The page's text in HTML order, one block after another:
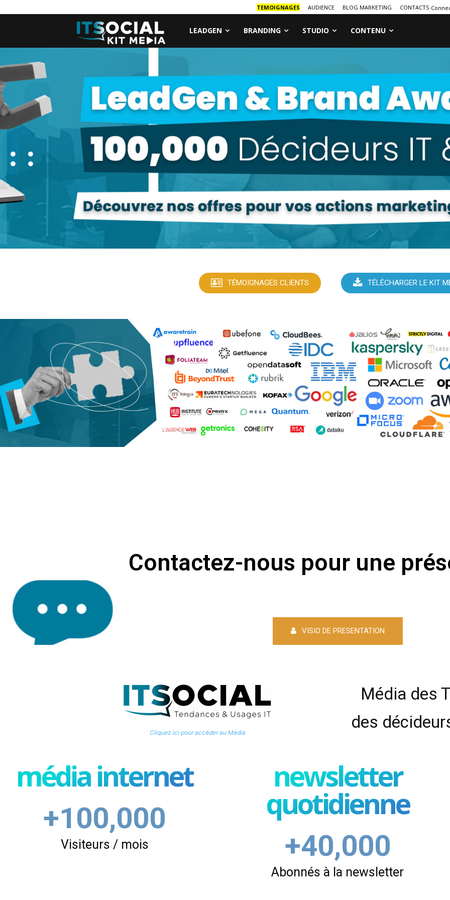
TEMOIGNAGES AUDIENCE BLOG MARKETING CONTACTS
LEADGEN BRANDING STUDIO CONTENU
TÉMOIGNAGES CLIENTS TÉLÉCHARGER LE KIT
Contactez-nous pour une
VISIO DE PRESENTATION
Cliquez ici pour accéder au Média
Média des
des
média internet
+100,000
Visiteurs / mois
newsletter
quotidienne
+40,000
Abonnés à la newsletter